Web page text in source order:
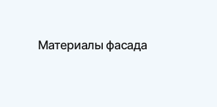
Материалы фасада